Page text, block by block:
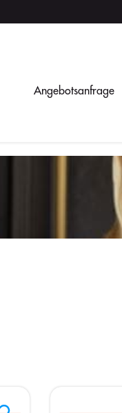
Angebotsanfrage